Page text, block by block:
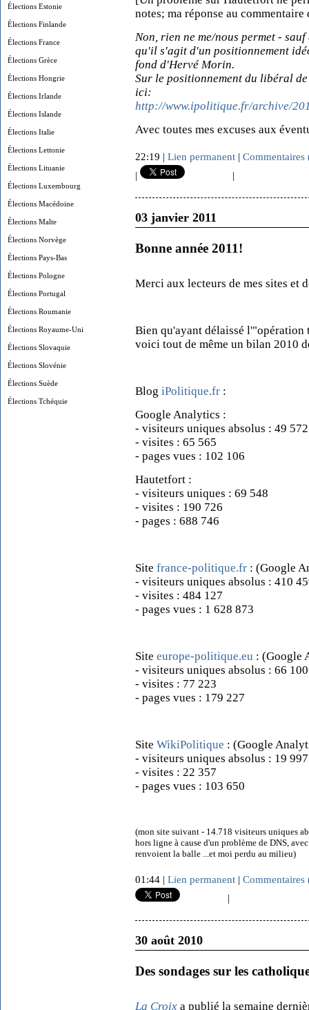
Élections Estonie
Élections Finlande
Élections France
Élections Grèce
Élections Hongrie
Élections Irlande
Élections Islande
Élections Italie
Élections Lettonie
Élections Lituanie
Élections Luxembourg
Élections Macédoine
Élections Malte
Élections Norvège
Élections Pays-Bas
Élections Pologne
Élections Portugal
Élections Roumanie
Élections Royaume-Uni
Élections Slovaquie
Élections Slovénie
Élections Suède
Élections Tchéquie
notes; ma réponse au
Non, rien ne me/nous permet -
qu'il s'agit d'un positionnement
fond d'Hervé Morin.
Sur le positionnement du libéral
ici:
http://www.ipolitique.fr/archive/
Avec toutes mes excuses aux
22:19 | Lien permanent | Commentaires
|
|
03 janvier 2011
Bonne année 2011!
Merci aux lecteurs de mes sites et
Bien qu'ayant délaissé l'"opération
voici tout de même un bilan 2010
Blog iPolitique.fr :
Google Analytics :
- visiteurs uniques absolus : 49 572
- visites : 65 565
- pages vues : 102 106
Hautetfort :
- visiteurs uniques : 69 548
- visites : 190 726
- pages : 688 746
Site france-politique.fr : (Google
- visiteurs uniques absolus : 410
- visites : 484 127
- pages vues : 1 628 873
Site europe-politique.eu : (Google
- visiteurs uniques absolus : 66 100
- visites : 77 223
- pages vues : 179 227
Site WikiPolitique : (Google
- visiteurs uniques absolus : 19 997
- visites : 22 357
- pages vues : 103 650
(mon site suivant - 14.718 visiteurs uniques
hors ligne à cause d'un problème de DNS,
renvoient la balle ...et moi perdu au milieu)
01:44 | Lien permanent | Commentaires
|
30 août 2010
Des sondages sur les
La Croix a publié la semaine